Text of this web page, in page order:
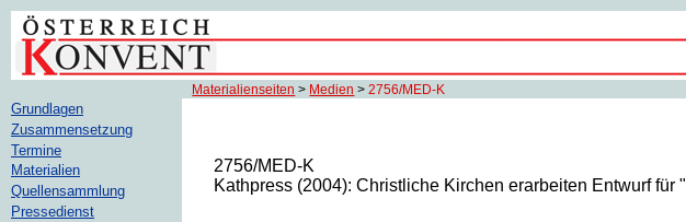
Materialienseiten > Medien >2756/MED-K
2756/MED-K
Kathpress (2004): Christliche Kirchen erarbeiten Entwurf für
Grundlagen
Zusammensetzung
Termine
Materialien
Quellensammlung
Pressedienst